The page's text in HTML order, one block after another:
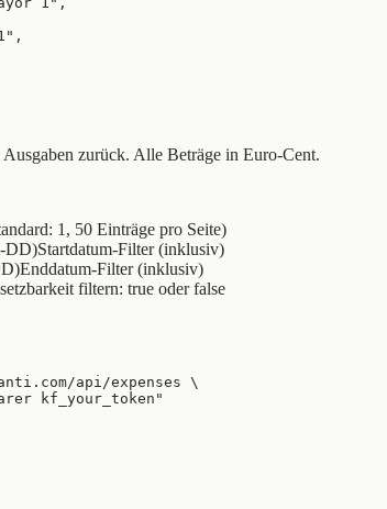
zurück. Alle Beträge in Euro-Cent.
1, 50 Einträge pro Seite)
DD)Startdatum-Filter (inklusiv)
Enddatum-Filter (inklusiv)
filtern: true oder false
api/expenses \
kf_your_token"